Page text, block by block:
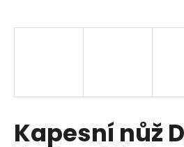
Kapesní nůž
j
?